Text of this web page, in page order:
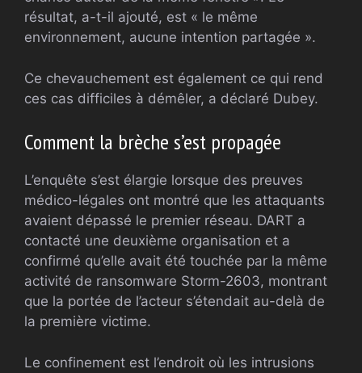
résultat, a-t-il ajouté, est « le même
environnement, aucune intention partagée ».
Ce chevauchement est également ce qui rend
ces cas difficiles à démêler, a déclaré Dubey.
Comment la brèche s’est propagée
L’enquête s’est élargie lorsque des preuves
médico-légales ont montré que les attaquants
avaient dépassé le premier réseau. DART a
contacté une deuxième organisation et a
confirmé qu’elle avait été touchée par la même
activité de ransomware Storm-2603, montrant
que la portée de l’acteur s’étendait au-delà de
la première victime.
Le confinement est l’endroit où les intrusions